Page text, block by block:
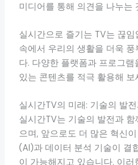
미디어를 통해 의견을 나누는
실시간으로 즐기는 TV는 끊
속에서 우리의 생활을 더욱
다. 다양한 플랫폼과 프로그
있는 콘텐츠를 적극 활용해 보
실시간TV의 미래: 기술의 발
실시간TV는 기술의 발전과
으며, 앞으로도 더 많은 혁신
(AI)과 데이터 분석 기술이 결
이 가능해지고 있습니다. 이